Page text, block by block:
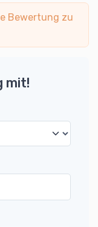
Bewertung zu
mit!